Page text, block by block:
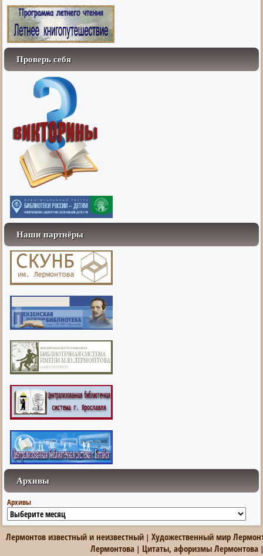
Проверь себя
Наши партнёры
Архивы
Архивы
Лермонтов известный и неизвестный |Художественный мир
Лермонтова | Цитаты, афоризмы Лермонтова